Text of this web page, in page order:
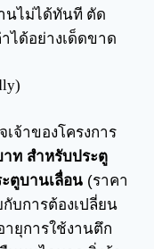
นไม่ได้ทันที ตัด
ได้อย่างเด็ดขาด
จ้าของโครงการ
าท สำหรับประตู
ตูบานเลื่อน (ราคา
บการต้องเปลี่ยน
ยุการใช้งานตึก